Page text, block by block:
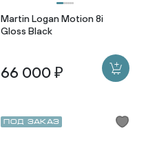
Martin Logan Motion 8i
Gloss Black
66 000 ₽
Под заказ